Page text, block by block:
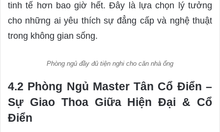
tinh tế hơn bao giờ hết. Đây là lựa chọn lý tưởng
cho những ai yêu thích sự đẳng cấp và nghệ thuật
trong không gian sống.
Phòng ngủ đầy đủ tiện nghi cho căn nhà ống
4.2 Phòng Ngủ Master Tân Cổ Điển –
Sự Giao Thoa Giữa Hiện Đại & Cổ
Điển